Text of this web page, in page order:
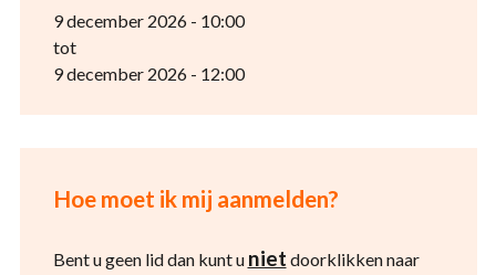
9 december 2026 - 10:00
tot
9 december 2026 - 12:00
Hoe moet ik mij aanmelden?
Bent u geen lid dan kunt u niet doorklikken naar